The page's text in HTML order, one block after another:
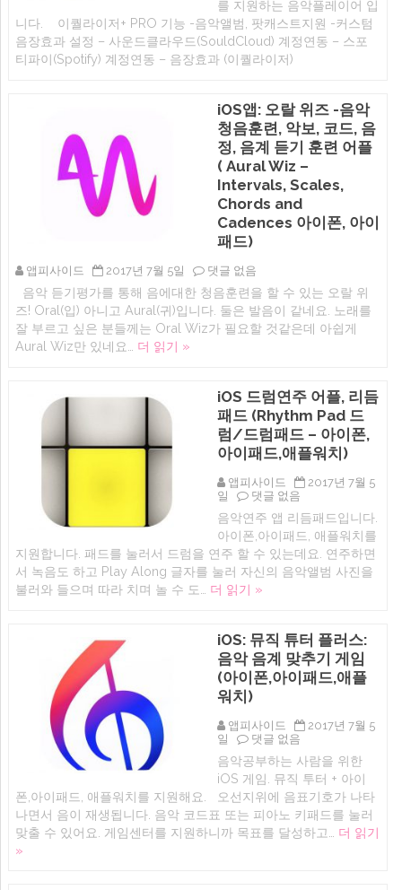
에 드)
에
효
과
음
악
플
앱,
이
퀄
라
이
저
+
PRO(아
이
드,
애
플
워
를 지원하는 음악플레이어 입
니다. 이퀄라이저+ PRO 기능 -음악앨범, 팟캐스트지원 -커스텀
음장효과 설정 – 사운드클라우드(SouldCloud) 계정연동 – 스포
티파이(Spotify) 계정연동 – 음장효과 (이퀄라이저)
iOS앱: 오랄 위즈 -음악
청음훈련, 악보, 코드, 음
정, 음계 듣기 훈련 어플
( Aural Wiz –
Intervals, Scales,
Chords and
Cadences 아이폰, 아이
패드)
앱피사이드 2017년 7월 5일
iOS
오
랄
위
즈
청
음
훈
련,
보,
드,
음
정,
계
듣
기
훈
련
Aural
Wiz
Intervals,
Scales,
and
Cadences
폰,
이
패
드)
댓글 없음
음악 듣기평가를 통해 음에대한 청음훈련을 할 수 있는 오랄 위
즈! Oral(입) 아니고 Aural(귀)입니다. 둘은 발음이 같네요. 노래를
잘 부르고 싶은 분들께는 Oral Wiz가 필요할 것같은데 아쉽게
Aural Wiz만 있네요… 더 읽기 »
iOS 드럼연주 어플, 리듬
패드 (Rhythm Pad 드
럼/드럼패드 – 아이폰,
아이패드,애플워치)
앱피사이드
2017년 7월 5
일
iOS
럼
연
주
어
플,
리
(Rhythm
Pad
드
럼/
드
패
드
아
이
폰,
아
이
패
댓글 없음
음악연주 앱 리듬패드입니다.
아이폰,아이패드, 애플워치를
지원합니다. 패드를 눌러서 드럼을 연주 할 수 있는데요. 연주하면
서 녹음도 하고 Play Along 글자를 눌러 자신의 음악앨범 사진을
불러와 들으며 따라 치며 놀 수 도… 더 읽기 »
iOS: 뮤직 튜터 플러스:
음악 음계 맞추기 게임
(아이폰,아이패드,애플
워치)
앱피사이드
2017년 7월 5
일
iOS:
직
튜
터
플
러
스:
댓글 없음
음악공부하는 사람을 위한
iOS 게임. 뮤직 투터 + 아이
폰,아이패드, 애플워치를 지원해요. 오선지위에 음표기호가 나타
나면서 음이 재생됩니다. 음악 코드표 또는 피아노 키패드를 눌러
맞출 수 있어요. 게임센터를 지원하니까 목표를 달성하고… 더 읽기
»